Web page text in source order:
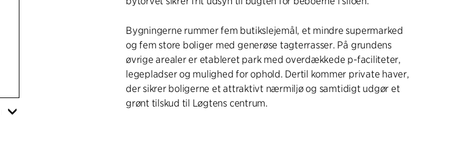
Bygningerne rummer fem butikslejemål, et mindre supermarked
og fem store boliger med generøse tagterrasser. På grundens
øvrige arealer er etableret park med overdækkede p-faciliteter,
legepladser og mulighed for ophold. Dertil kommer private haver,
der sikrer boligerne et attraktivt nærmiljø og samtidigt udgør et
grønt tilskud til Løgtens centrum.